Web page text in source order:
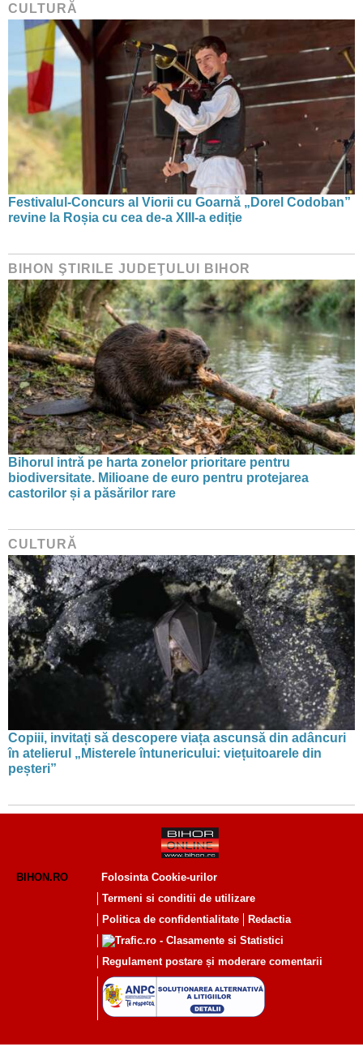
CULTURĂ
Festivalul-Concurs al Viorii cu Goarnă „Dorel Codoban”
revine la Roșia cu cea de-a XIII-a ediție
BIHON ŞTIRILE JUDEŢULUI BIHOR
Bihorul intră pe harta zonelor prioritare pentru
biodiversitate. Milioane de euro pentru protejarea
castorilor și a păsărilor rare
CULTURĂ
Copiii, invitați să descopere viața ascunsă din adâncuri
în atelierul „Misterele întunericului: viețuitoarele din
peșteri”
BIHON.RO
Folosinta Cookie-urilor
Termeni si conditii de utilizare
Politica de confidentialitate
Redactia
Regulament postare și moderare comentarii